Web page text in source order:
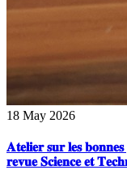
18 May 2026
𝐀𝐭𝐞𝐥𝐢𝐞𝐫 𝐬𝐮𝐫 𝐥𝐞𝐬 𝐛𝐨𝐧𝐧𝐞𝐬
𝐫𝐞𝐯𝐮𝐞 𝐒𝐜𝐢𝐞𝐧𝐜𝐞 𝐞𝐭